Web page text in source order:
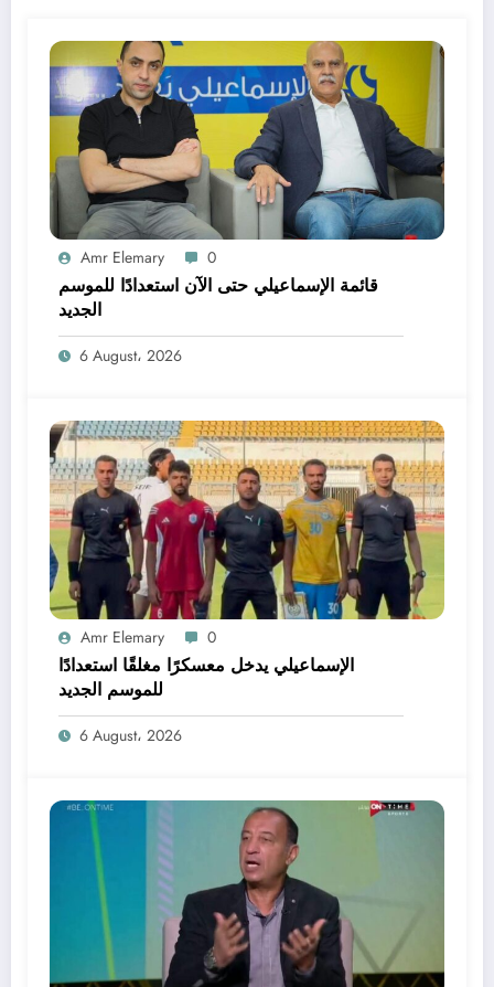
Amr Elemary 0
قائمة الإسماعيلي حتى الآن استعدادًا للموسم
الجديد
6 August، 2026
Amr Elemary 0
الإسماعيلي يدخل معسكرًا مغلقًا استعدادًا
للموسم الجديد
6 August، 2026